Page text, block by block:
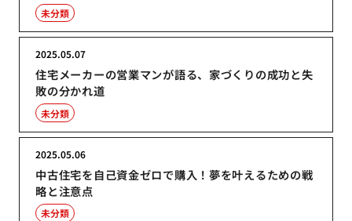
未分類
住宅メーカーの営業マンが語る、家づくりの成功と失
敗の分かれ道
2025.05.07
未分類
中古住宅を自己資金ゼロで購入！夢を叶えるための戦
略と注意点
2025.05.06
未分類